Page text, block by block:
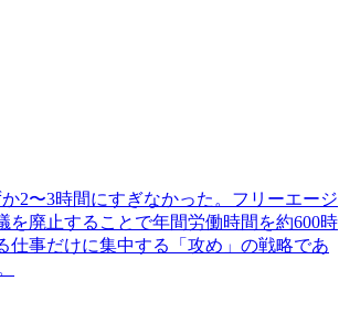
2〜3時間にすぎなかった。フリーエージ
廃止することで年間労働時間を約600時
仕事だけに集中する「攻め」の戦略であ